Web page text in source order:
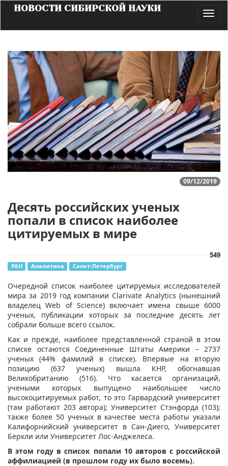
НОВОСТИ СИБИРСКОЙ НАУКИ
09/12/2019
Десять российских ученых
попали в список наиболее
цитируемых в мире
549
РАН Аналитика Санкт-Петербург
​Очередной список наиболее цитируемых исследователей
мира за 2019 год компании Clarivate Analytics (нынешний
владелец Web of Science) включает имена свыше 6000
ученых, публикации которых за последние десять лет
собрали больше всего ссылок.
Как и прежде, наиболее представленной страной в этом
списке остаются Соединенные Штаты Америки – 2737
ученых (44% фамилий в списке). Впервые на вторую
позицию (637 ученых) вышла КНР, обогнавшая
Великобританию (516). Что касается организаций,
учеными которых выпущено наибольшее число
высокоцитируемых работ, то это Гарвардский университет
(там работают 203 автора); Университет Стэнфорда (103);
также более 50 ученых в качестве места работы указали
Калифорнийский университет в Сан-Диего, Университет
Беркли или Университет Лос-Анджелеса.
В этом году в список попали 10 авторов с российской
аффилиацией (в прошлом году их было восемь).